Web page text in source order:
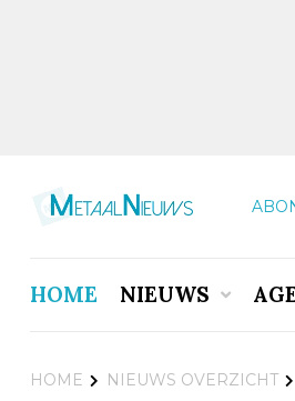
HOME NIEUWS
HOME NIEUWS OVERZICHT